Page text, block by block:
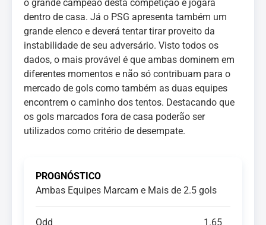
o grande campeão desta competição e jogará
dentro de casa. Já o PSG apresenta também um
grande elenco e deverá tentar tirar proveito da
instabilidade de seu adversário. Visto todos os
dados, o mais provável é que ambas dominem em
diferentes momentos e não só contribuam para o
mercado de gols como também as duas equipes
encontrem o caminho dos tentos. Destacando que
os gols marcados fora de casa poderão ser
utilizados como critério de desempate.
PROGNÓSTICO
Ambas Equipes Marcam e Mais de 2.5 gols
Odd 1.65